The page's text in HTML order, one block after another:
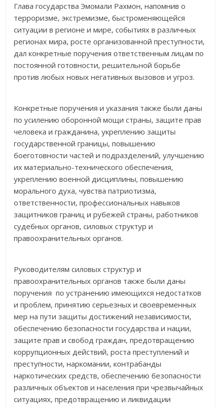
Глава государства Эмомали Рахмон, напомнив о
терроризме, экстремизме, быстроменяющейся
ситуации в регионе и мире, событиях в различных
регионах мира, росте организованной преступности,
дал конкретные поручения ответственным лицам по
постоянной готовности, решительной борьбе
против любых новых негативных вызовов и угроз.
Конкретные поручения и указания также были даны
по усилению оборонной мощи страны, защите прав
человека и гражданина, укреплению защиты
государственной границы, повышению
боеготовности частей и подразделений, улучшению
их материально-технического обеспечения,
укреплению военной дисциплины, повышению
морального духа, чувства патриотизма,
ответственности, профессиональных навыков
защитников границ и рубежей страны, работников
судебных органов, силовых структур и
правоохранительных органов.
Руководителям силовых структур и
правоохранительных органов также были даны
поручения по устранению имеющихся недостатков
и проблем, принятию серьезных и своевременных
мер на пути защиты достижений независимости,
обеспечению безопасности государства и нации,
защите прав и свобод граждан, предотвращению
коррупционных действий, роста преступлений и
преступности, наркомании, контрабанды
наркотических средств, обеспечению безопасности
различных объектов и населения при чрезвычайных
ситуациях, предотвращению и ликвидации